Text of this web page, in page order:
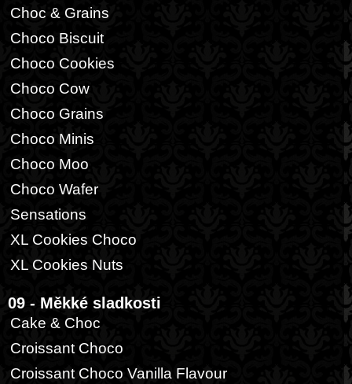
Choc & Grains
Choco Biscuit
Choco Cookies
Choco Cow
Choco Grains
Choco Minis
Choco Moo
Choco Wafer
Sensations
XL Cookies Choco
XL Cookies Nuts
09 - Měkké sladkosti
Cake & Choc
Croissant Choco
Croissant Choco Vanilla Flavour